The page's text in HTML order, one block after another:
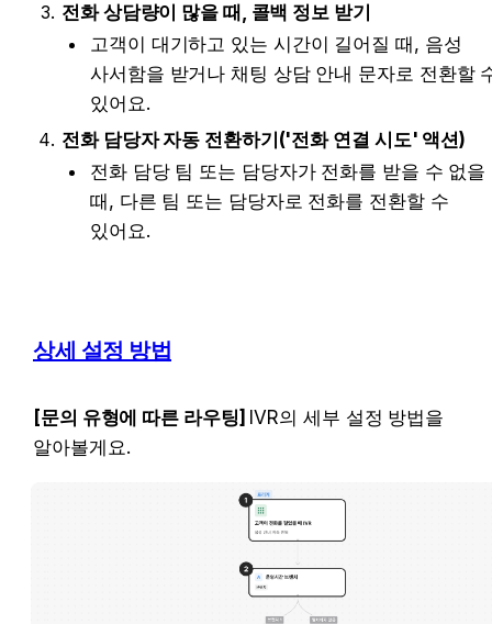
전화 상담량이 많을 때, 콜백 정보 받기
고객이 대기하고 있는 시간이 길어질 때, 음성
사서함을 받거나 채팅 상담 안내 문자로 전환할
있어요.
전화 담당자 자동 전환하기('전화 연결 시도' 액션)
전화 담당 팀 또는 담당자가 전화를 받을 수 없을
때, 다른 팀 또는 담당자로 전화를 전환할 수
있어요.
상세 설정 방법
[문의 유형에 따른 라우팅] IVR의 세부 설정 방법을
알아볼게요.